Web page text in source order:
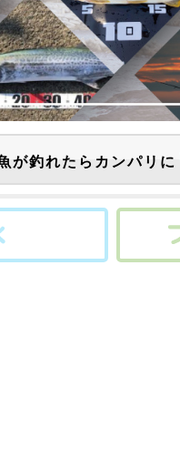
が釣れたらカンパリに